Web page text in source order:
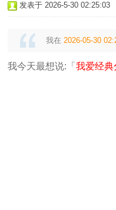
发表于 2026-5-30 02:25:03
我在 2026-05-30
我今天最想说:「 我爱经典